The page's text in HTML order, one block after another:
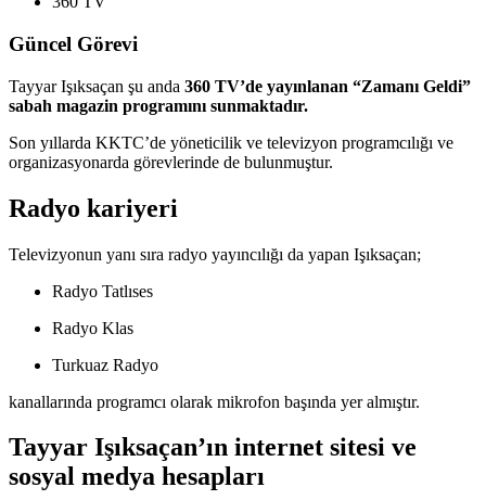
Güncel Görevi
Tayyar Işıksaçan şu anda 360 TV’de yayınlanan “Zamanı Geldi”
sabah magazin programını sunmaktadır.
Son yıllarda KKTC’de yöneticilik ve televizyon programcılığı ve
organizasyonarda görevlerinde de bulunmuştur.
Radyo kariyeri
Televizyonun yanı sıra radyo yayıncılığı da yapan Işıksaçan;
Radyo Tatlıses
Radyo Klas
Turkuaz Radyo
kanallarında programcı olarak mikrofon başında yer almıştır.
Tayyar Işıksaçan’ın internet sitesi ve
sosyal medya hesapları